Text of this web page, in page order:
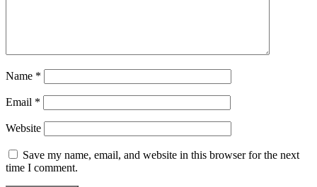
Name *
Email *
Website
Save my name, email, and website in this browser for the next
time I comment.